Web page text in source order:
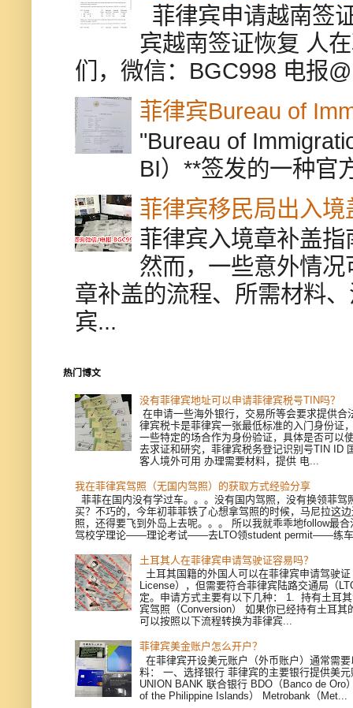
菲律宾申请越南签
宾越南签证恢复 人
们，微信：BGC998 电报
菲律宾Bureau of
"Bureau of
BI）**签发的一种官
菲律宾移民局出入
菲律宾入境章补盖
然而，一些意外情
章补盖的流程、所需材料
宾...
热门博文
没有菲律宾地址可以申请菲律宾税号TIN吗？
在申请一些海外银行，交易所等会要求提供合
律宾税卡是菲律宾一张最低标准的入门身份证
一些特定的场合作为身份验证，具体是否可以
去求证和研究，菲律宾税务登记识别号TIN ID
客人境外可用 办理需要材料，提供 电...
我在菲律宾驾照（无国内驾照）的获取方式经验分享
菲菲在国内没有学过车。。。没有国内驾照，没有换领菲驾
买？不巧的，今年初菲菲铁了心想拿驾照的时候，马尼拉这
照，还得要飞到外岛上去呢。。。 所以我就乖乖地follow最
驾校学理论——理论考试——去LTO领student permit——练
土耳其人在菲律宾申请驾驶证容易吗？
土耳其国籍的外国人可以在菲律宾申请驾驶证
License），但需要符合菲律宾陆路交通局（
定。申请方式主要有以下几种： 1. 持有土耳
宾驾照（Conversion） 如果你已经持有土耳其
可以按照以下流程转换为菲律宾...
菲律宾美金账户怎么开户？
在菲律宾开设美元账户（外币账户）通常需
料： 一、选择银行 菲律宾的主要银行提供美
UNION BANK 联合银行 BDO（Banco de Oro
of the Philippine Islands） Metrobank（Met...